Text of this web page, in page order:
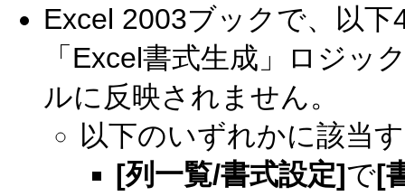
Excel 2003ブックで、以
「Excel書式生成」ロジッ
ルに反映されません。
以下のいずれかに該当
[列一覧/書式設定]で[